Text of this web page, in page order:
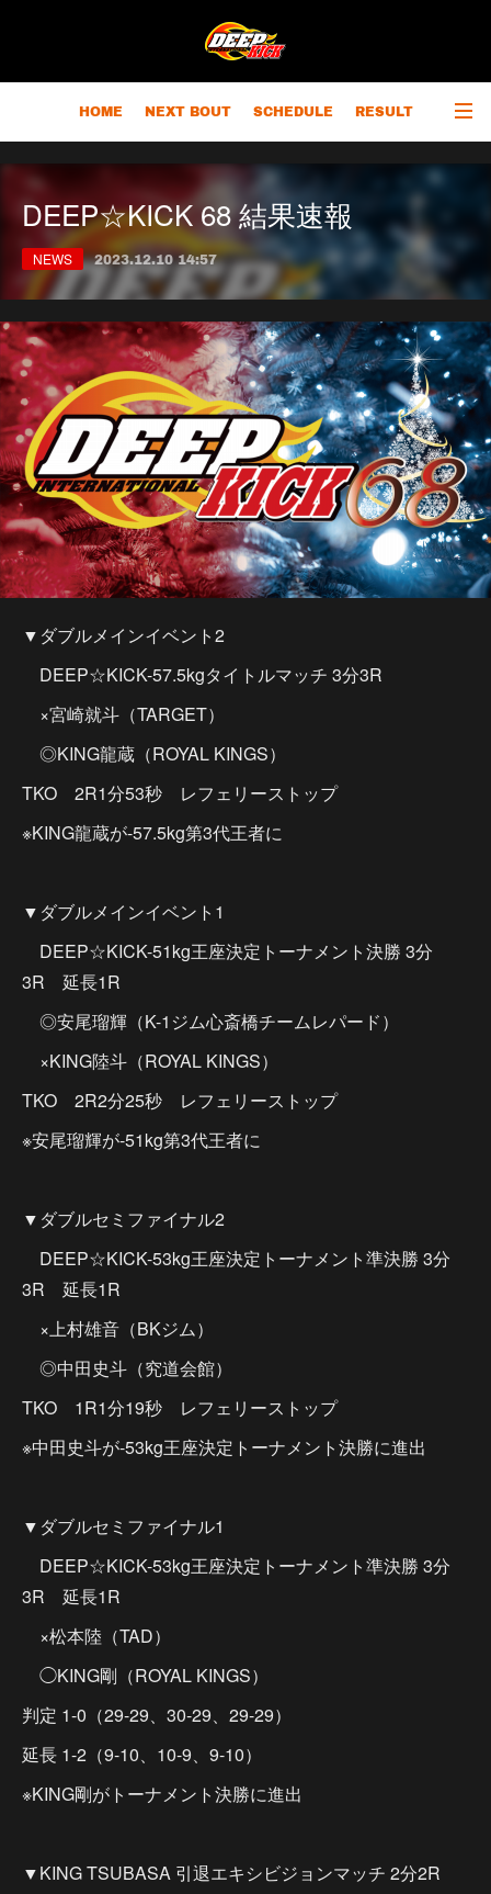
HOME NEXT BOUT SCHEDULE RESULT
RANKING CHAMPIONS OUTLINE
DEEP☆KICK 68 結果速報
NEWS 2023.12.10 14:57
▼ダブルメインイベント2
DEEP☆KICK-57.5kgタイトルマッチ 3分3R
×宮崎就斗（TARGET）
◎KING龍蔵（ROYAL KINGS）
TKO 2R1分53秒 レフェリーストップ
※KING龍蔵が-57.5kg第3代王者に
▼ダブルメインイベント1
DEEP☆KICK-51kg王座決定トーナメント決勝 3分
3R 延長1R
◎安尾瑠輝（K-1ジム心斎橋チームレパード）
×KING陸斗（ROYAL KINGS）
TKO 2R2分25秒 レフェリーストップ
※安尾瑠輝が-51kg第3代王者に
▼ダブルセミファイナル2
DEEP☆KICK-53kg王座決定トーナメント準決勝 3分
3R 延長1R
×上村雄音（BKジム）
◎中田史斗（究道会館）
TKO 1R1分19秒 レフェリーストップ
※中田史斗が-53kg王座決定トーナメント決勝に進出
▼ダブルセミファイナル1
DEEP☆KICK-53kg王座決定トーナメント準決勝 3分
3R 延長1R
×松本陸（TAD）
◯KING剛（ROYAL KINGS）
判定 1-0（29-29、30-29、29-29）
延長 1-2（9-10、10-9、9-10）
※KING剛がトーナメント決勝に進出
▼KING TSUBASA 引退エキシビジョンマッチ 2分2R